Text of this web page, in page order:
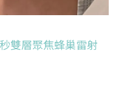
雙層聚焦蜂巢雷射